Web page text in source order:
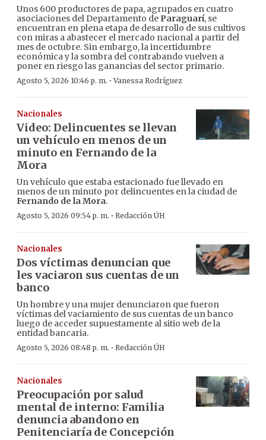
Unos 600 productores de papa, agrupados en cuatro
asociaciones del Departamento de Paraguarí, se
encuentran en plena etapa de desarrollo de sus cultivos
con miras a abastecer el mercado nacional a partir del
mes de octubre. Sin embargo, la incertidumbre
económica y la sombra del contrabando vuelven a
poner en riesgo las ganancias del sector primario.
Agosto 5, 2026 10:46 p. m. ·Vanessa Rodríguez
Nacionales
Video: Delincuentes se llevan
un vehículo en menos de un
minuto en Fernando de la
Mora
Un vehículo que estaba estacionado fue llevado en
menos de un minuto por delincuentes en la ciudad de
Fernando de la Mora.
Agosto 5, 2026 09:54 p. m. · Redacción ÚH
Nacionales
Dos víctimas denuncian que
les vaciaron sus cuentas de un
banco
Un hombre y una mujer denunciaron que fueron
víctimas del vaciamiento de sus cuentas de un banco
luego de acceder supuestamente al sitio web de la
entidad bancaria.
Agosto 5, 2026 08:48 p. m. · Redacción ÚH
Nacionales
Preocupación por salud
mental de interno: Familia
denuncia abandono en
Penitenciaría de Concepción